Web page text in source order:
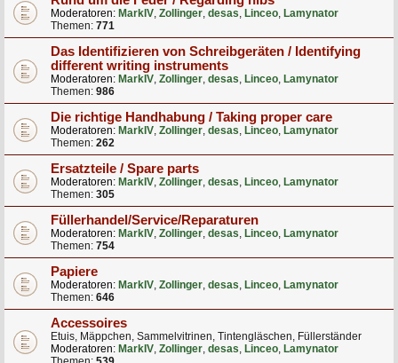
Moderatoren: MarkIV, Zollinger, desas, Linceo, Lamynator
Themen: 771
Das Identifizieren von Schreibgeräten / Identifying
different writing instruments
Moderatoren: MarkIV, Zollinger, desas, Linceo, Lamynator
Themen: 986
Die richtige Handhabung / Taking proper care
Moderatoren: MarkIV, Zollinger, desas, Linceo, Lamynator
Themen: 262
Ersatzteile / Spare parts
Moderatoren: MarkIV, Zollinger, desas, Linceo, Lamynator
Themen: 305
Füllerhandel/Service/Reparaturen
Moderatoren: MarkIV, Zollinger, desas, Linceo, Lamynator
Themen: 754
Papiere
Moderatoren: MarkIV, Zollinger, desas, Linceo, Lamynator
Themen: 646
Accessoires
Etuis, Mäppchen, Sammelvitrinen, Tintengläschen, Füllerständer
Moderatoren: MarkIV, Zollinger, desas, Linceo, Lamynator